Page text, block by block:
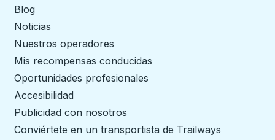
Blog
Noticias
Nuestros operadores
Mis recompensas conducidas
Oportunidades profesionales
Accesibilidad
Publicidad con nosotros
Conviértete en un transportista de Trailways